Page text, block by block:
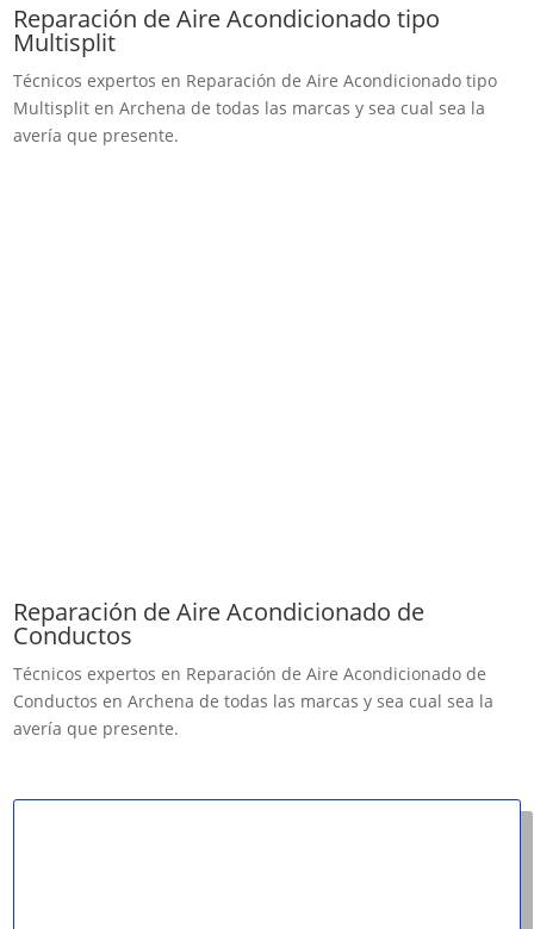
Reparación de Aire Acondicionado tipo
Multisplit
Técnicos expertos en Reparación de Aire Acondicionado tipo
Multisplit en Archena de todas las marcas y sea cual sea la
avería que presente.
Reparación de Aire Acondicionado de
Conductos
Técnicos expertos en Reparación de Aire Acondicionado de
Conductos en Archena de todas las marcas y sea cual sea la
avería que presente.